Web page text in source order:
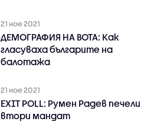
21 ное 2021
ДЕМОГРАФИЯ НА ВОТА: Как
гласуваха българите на
балотажа
21 ное 2021
EXIT POLL: Румен Радев печели
втори мандат